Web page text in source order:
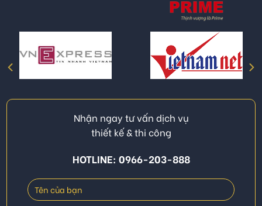
Nhận ngay tư vấn dịch vụ
thiết kế & thi công
HOTLINE: 0966-203-888